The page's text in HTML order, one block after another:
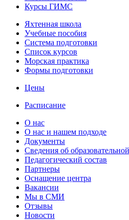
Курсы ГИМС
Яхтенная школа
Учебные пособия
Cистема подготовки
Список курсов
Морская практика
Формы подготовки
Цены
Расписание
О нас
О нас и нашем подходе
Документы
Сведения об
Педагогический состав
Партнеры
Оснащение центра
Вакансии
Мы в СМИ
Отзывы
Новости